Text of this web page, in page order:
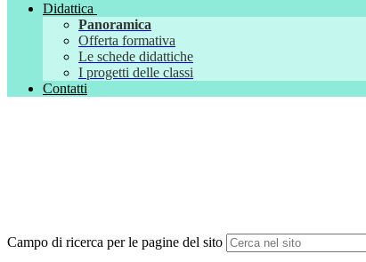
Didattica
Panoramica
Offerta formativa
Le schede didattiche
I progetti delle classi
Contatti
Campo di ricerca per le pagine del sito